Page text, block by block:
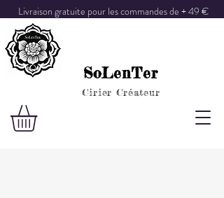
Livraison gratuite pour les commandes de + 49 €
SoLenTer
Cirier Créateur